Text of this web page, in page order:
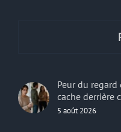
Peur du
cache derrière
5 août 2026